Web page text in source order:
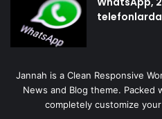
Jannah is a Clean Responsive
News and Blog theme.
completely customize